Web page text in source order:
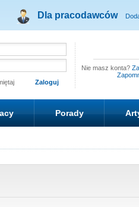
Dla pracodawców
Nie masz konta?
Porady